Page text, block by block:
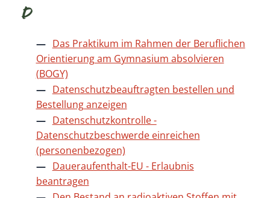
D
Das Praktikum im Rahmen der Beruflichen
Orientierung am Gymnasium absolvieren
(BOGY)
Datenschutzbeauftragten bestellen und
Bestellung anzeigen
Datenschutzkontrolle -
Datenschutzbeschwerde einreichen
(personenbezogen)
Daueraufenthalt-EU - Erlaubnis
beantragen